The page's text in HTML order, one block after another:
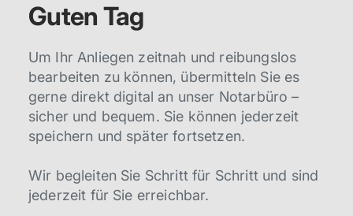
Guten Tag
Um Ihr Anliegen zeitnah und reibungslos
bearbeiten zu können, übermitteln Sie es
gerne direkt digital an unser Notarbüro –
sicher und bequem. Sie können jederzeit
speichern und später fortsetzen.
Wir begleiten Sie Schritt für Schritt und sind
jederzeit für Sie erreichbar.